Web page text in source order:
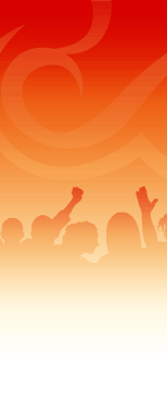
证件遗失登报 文汇报